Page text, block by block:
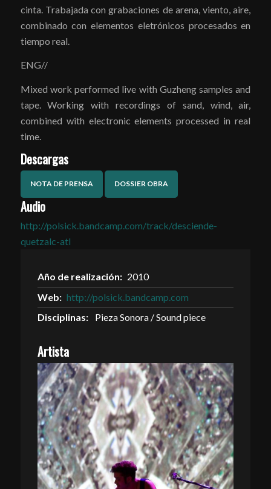
cinta. Trabajada con grabaciones de arena, viento, aire,
combinado con elementos eletrónicos procesados en
tiempo real.
ENG//
Mixed work performed live with Guzheng samples and
tape. Working with recordings of sand, wind, air,
combined with electronic elements processed in real
time.
Descargas
NOTA DE PRENSA DOSSIER OBRA
Audio
http://polsick.bandcamp.com/track/desciende-
quetzalc-atl
Año de realización: 2010
Web: http://polsick.bandcamp.com
Disciplinas:
Pieza Sonora / Sound piece
Artista